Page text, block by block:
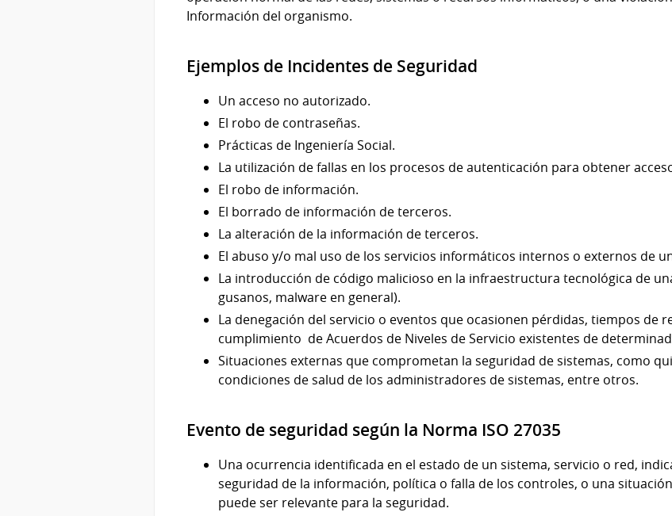
Información del organismo.
Ejemplos de Incidentes de Seguridad
Un acceso no autorizado.
El robo de contraseñas.
Prácticas de Ingeniería Social.
La utilización de fallas en los procesos de autenticación para obtener
El robo de información.
El borrado de información de terceros.
La alteración de la información de terceros.
El abuso y/o mal uso de los servicios informáticos internos o externos de
La introducción de código malicioso en la infraestructura tecnológica de
gusanos, malware en general).
La denegación del servicio o eventos que ocasionen pérdidas, tiempos de
cumplimiento de Acuerdos de Niveles de Servicio existentes de
Situaciones externas que comprometan la seguridad de sistemas, como
condiciones de salud de los administradores de sistemas, entre otros.
Evento de seguridad según la Norma ISO 27035
Una ocurrencia identificada en el estado de un sistema, servicio o red,
seguridad de la información, política o falla de los controles, o una
puede ser relevante para la seguridad.